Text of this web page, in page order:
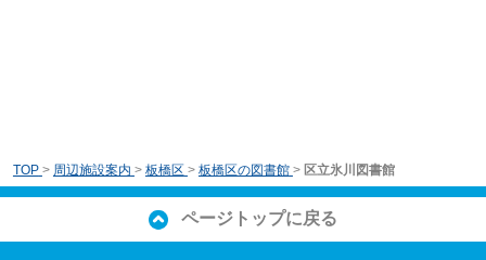
TOP > 周辺施設案内 > 板橋区 > 板橋区の図書館 > 区立氷川図書館
ページトップに戻る